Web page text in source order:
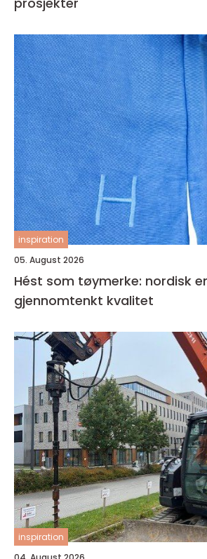
inspiration
05. August 2026
Hést som tøymerke: nordisk
gjennomtenkt kvalitet
inspiration